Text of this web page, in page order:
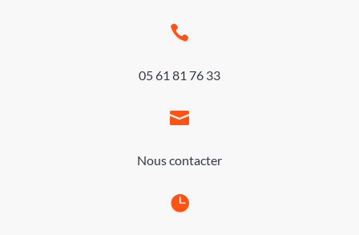

05 61 81 76 33

Nous contacter
